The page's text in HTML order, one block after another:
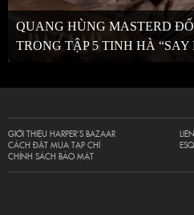
QUANG HÙNG MASTERD
TRONG TẬP 5 TINH HÀ “SAY
GIỚI THIỆU HARPER’S BAZAAR
CÁCH ĐẶT MUA TẠP CHÍ
CHÍNH SÁCH BẢO MẬT